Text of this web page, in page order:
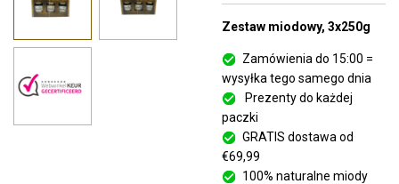
Zestaw miodowy, 3x250g
Zamówienia do 15:00 =
wysyłka tego samego dnia
Prezenty do każdej
paczki
GRATIS dostawa od
€69,99
100% naturalne miody